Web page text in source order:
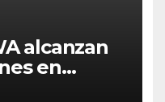
alcanzan
en
DeFi